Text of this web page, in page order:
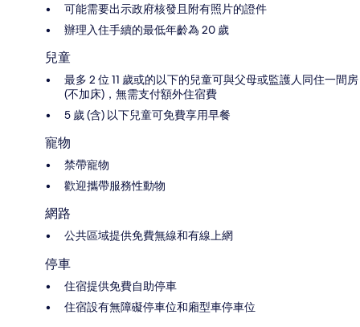
可能需要出示政府核發且附有照片的證件
辦理入住手續的最低年齡為 20 歲
兒童
最多 2 位 11 歲或的以下的兒童可與父母或監護人同住一間房
(不加床)，無需支付額外住宿費
5 歲 (含) 以下兒童可免費享用早餐
寵物
禁帶寵物
歡迎攜帶服務性動物
網路
公共區域提供免費無線和有線上網
停車
住宿提供免費自助停車
住宿設有無障礙停車位和廂型車停車位